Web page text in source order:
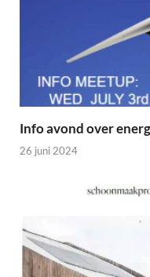
Info avond over
26 juni 2024